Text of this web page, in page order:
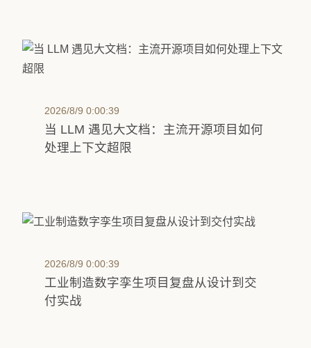
2026/8/9 0:00:39
当 LLM 遇见大文档：主流开源项目如何
处理上下文超限
2026/8/9 0:00:39
工业制造数字孪生项目复盘从设计到交
付实战